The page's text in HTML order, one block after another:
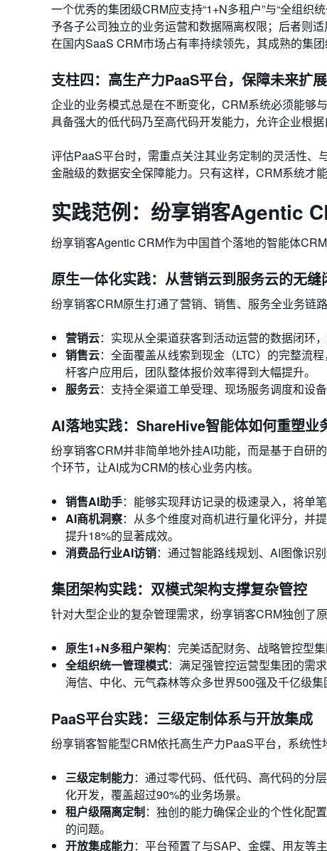
一个优秀的集团级CRM应支持“1+N多租户”与“全组织
予各子公司独立的业务运营和数据隔离权限；后者则
在国内SaaS CRM市场占有率持续领先，其成熟的集
支柱四：高生产力PaaS平台，保障未来扩展
企业的业务模式总是在不断变化，CRM系统必须能够
具备强大的低代码乃至高代码开发能力，允许企业根
评估PaaS平台时，需重点关注其业务定制的灵活性
金融级的数据安全保障能力。只有这样，CRM系统才
实践范例：纷享销客Agentic
纷享销客Agentic CRM作为中国首个落地的智能体
原生一体化实践：从营销云到服务云的无缝
纷享销客CRM原生打通了营销、销售、服务全业务链
营销云：实现从全渠道获客到活动运营的数据闭环
销售云：全面覆盖从线索到现金（LTC）的完整流
杆客户应用后，团队整体报价效率得到大幅提升。
服务云：支持全渠道工单受理、现场服务调度和设
AI落地实践：ShareHive智能体如何重塑业
纷享销客CRM并非简单地外挂AI功能，而是基于自研
个环节，让AI成为CRM的核心业务内核。
销售AI助手：能够实现拜访记录的极速录入，将单
AI商机洞察：从多个维度对商机进行量化评分，并
提升18%的显著成效。
消费品行业AI访销：通过智能路线规划、AI图像识
集团架构实践：双模式架构支撑复杂管控
针对大型企业的复杂管理需求，纷享销客CRM独创了
原生1+N多租户架构：完美适配财务、战略管控型
全组织统一管理模式：满足强管控运营型集团的需
海信、中化、元气森林等众多世界500强及千亿级
PaaS平台实践：三级定制体系与开放集成
纷享销客智能型CRM依托高生产力PaaS平台，系统
三级定制能力：通过零代码、低代码、高代码的分
化开发，覆盖超过90%的业务场景。
租户级隔离定制：独创的能力确保企业的个性化配
的问题。
开放集成能力：平台预置了与SAP、金蝶、用友等